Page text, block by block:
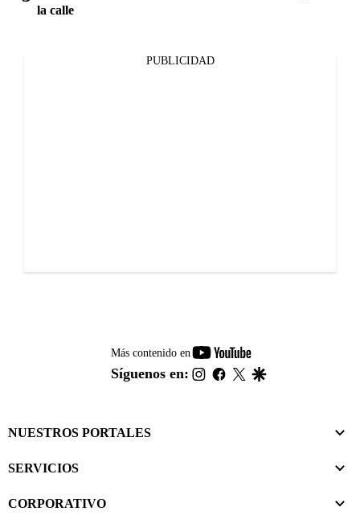
la calle
PUBLICIDAD
Más contenido en
youtube-
footer
Síguenos en: instagram
facebook
twitter
NUESTROS PORTALES
SERVICIOS
CORPORATIVO